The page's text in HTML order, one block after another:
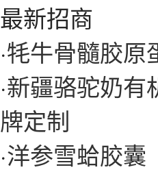
最新招商
·牦牛骨髓胶原
·新疆骆驼奶有
牌定制
·洋参雪蛤胶囊